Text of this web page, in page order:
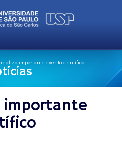
realiza importante evento científico
importante